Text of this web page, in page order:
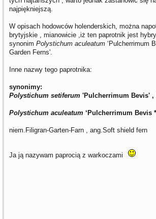
najpiękniejszą.
W opisach hodowców holenderskich, można
brytyjskie , mianowicie ,iż ten paprotnik jest
synonim Polystichum aculeatum ‘Pulcherrimum
Garden Ferns'.
Inne nazwy tego paprotnika:
synonimy:
Polystichum setiferum 'Pulcherrimum Bevis' ,
Polystichum aculeatum ‘Pulcherrimum Bevis *
niem.Filigran-Garten-Farn , ang.Soft shield fern
Ja ją nazywam paprocią z warkoczami